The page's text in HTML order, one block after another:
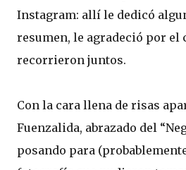
Instagram: allí le dedicó
resumen, le agradeció por el
recorrieron juntos.
Con la cara llena de risas
Fuenzalida, abrazado del
posando para